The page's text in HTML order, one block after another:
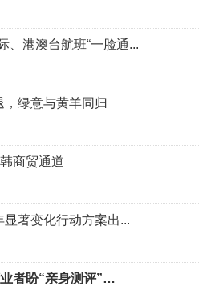
、港澳台航班“一脸通...
，绿意与黄羊同归
商贸通道
显著变化行动方案出...
者盼“亲身测评”…